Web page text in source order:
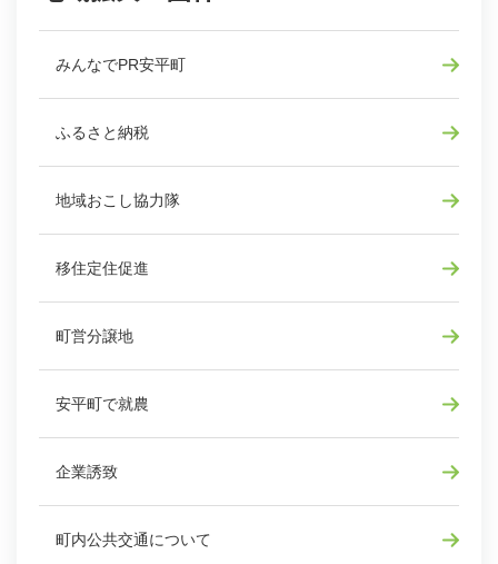
みんなでPR安平町
ふるさと納税
地域おこし協力隊
移住定住促進
町営分譲地
安平町で就農
企業誘致
町内公共交通について